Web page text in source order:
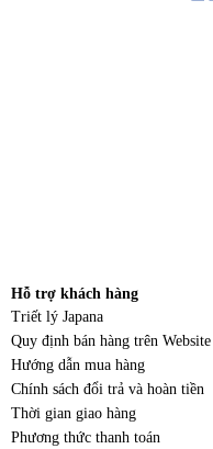
Hỗ trợ khách hàng
Triết lý Japana
Quy định bán hàng trên Website
Hướng dẫn mua hàng
Chính sách đổi trả và hoàn tiền
Thời gian giao hàng
Phương thức thanh toán